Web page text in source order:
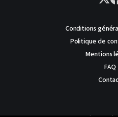
Conditions
Politique de
Mentions
FAQ